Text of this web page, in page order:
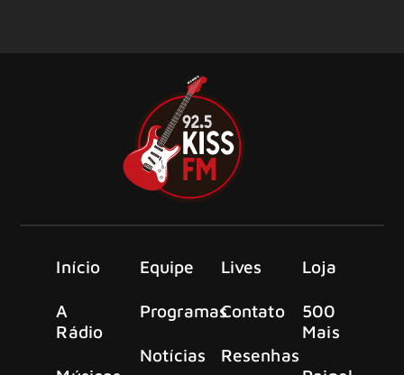
Início
A
Rádio
Equipe
Programas
Notícias
Lives
Contato
Resenhas
Loja
500
Mais